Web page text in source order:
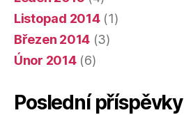
Listopad 2014(1)
Březen 2014 (3)
Únor 2014(6)
Poslední příspěvky